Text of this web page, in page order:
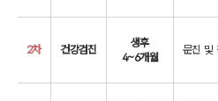
2차 건강검진
생후
4~6개월
문진 및